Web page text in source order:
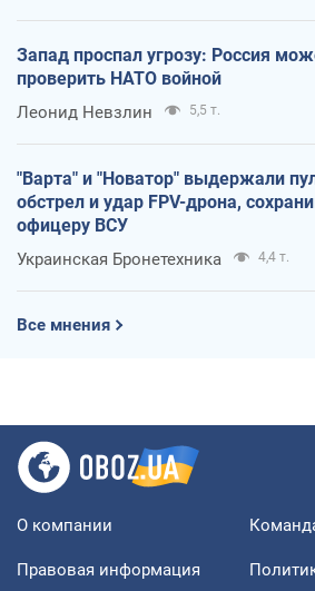
Запад проспал угрозу: Россия
проверить НАТО войной
Леонид Невзлин 5,5 т.
"Варта" и "Новатор" выдержали
обстрел и удар FPV-дрона,
офицеру ВСУ
Украинская Бронетехника 4,4 т.
Все мнения
О компании
Правовая информация